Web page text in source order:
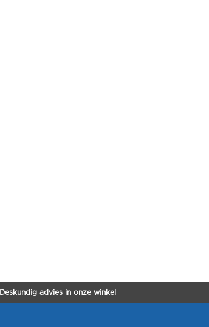
Deskundig advies in onze winkel